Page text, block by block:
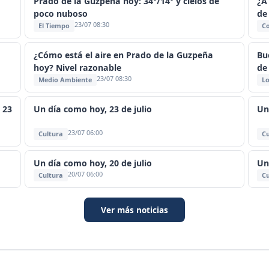
poco nuboso
El Tiempo 23/07 08:30
de
¿Cómo está el aire en Prado de la Guzpeña
hoy? Nivel razonable
Medio Ambiente 23/07 08:30
de
Un día como hoy, 23 de julio
Cultura 23/07 06:00
Un día como hoy, 20 de julio
Cultura 20/07 06:00
Ver más noticias